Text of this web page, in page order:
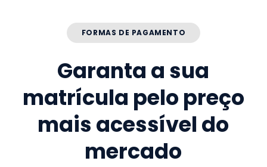
FORMAS DE PAGAMENTO
Garanta a sua
matrícula pelo preço
mais acessível do
mercado